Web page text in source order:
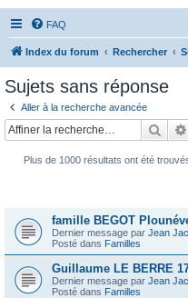
FAQ
Index du forum Rechercher
Sujets sans réponse
Aller à la recherche avancée
Plus de 1000 résultats ont été
famille BEGOT
Dernier message par Jean
Posté dans Familles
Guillaume LE BERRE
Dernier message par Jean
Posté dans Familles